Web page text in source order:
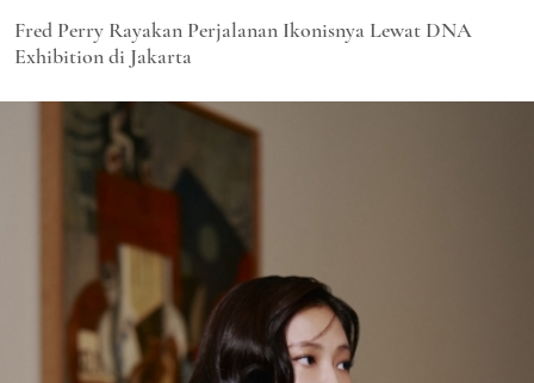
Fred Perry Rayakan Perjalanan Ikonisnya Lewat DNA
Exhibition di Jakarta